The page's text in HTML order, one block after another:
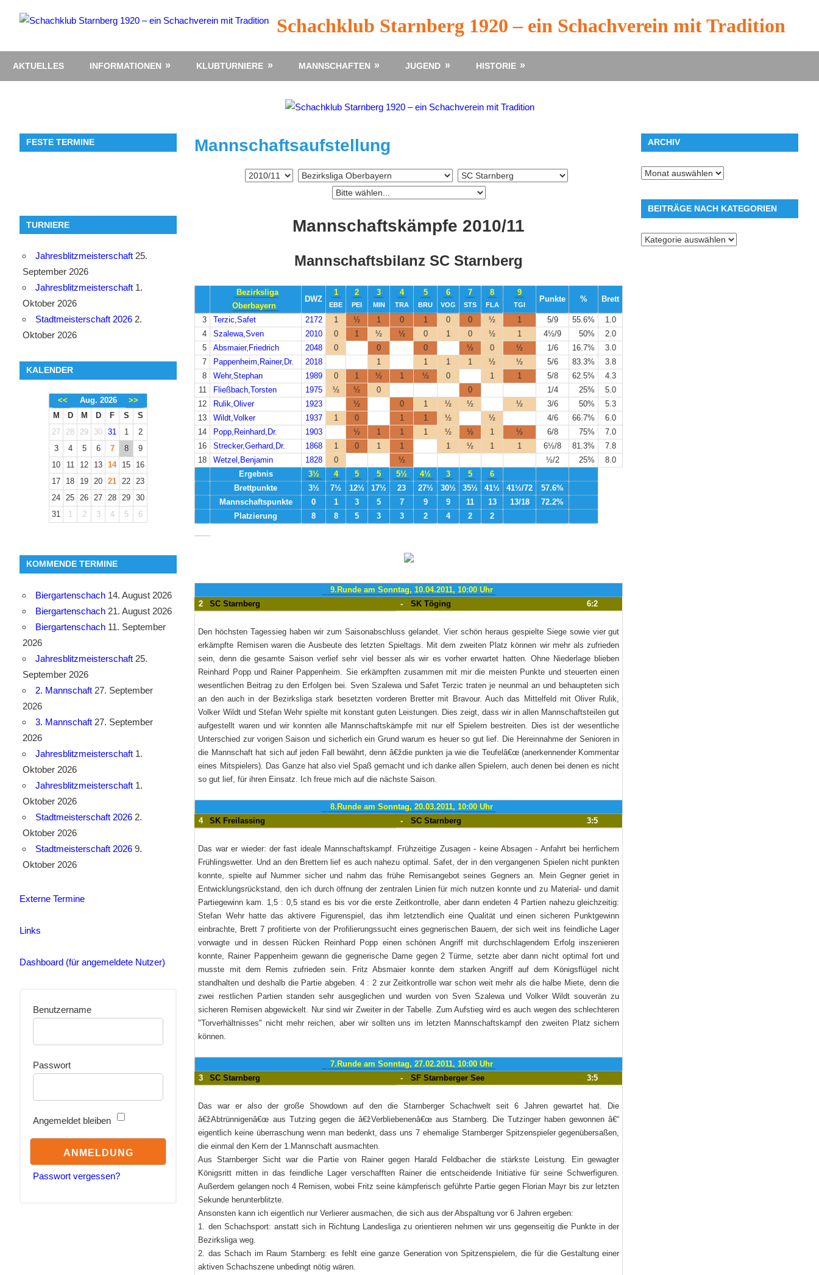
Inhalt
Schachklub Starnberg 1920 – ein Schachverein mit Tradition
AKTUELLES INFORMATIONEN KLUBTURNIERE MANNSCHAFTEN JUGEND HISTORIE
Mannschaftsaufstellung
Mannschaftskämpfe 2010/11
Mannschaftsbilanz SC Starnberg
Bezirksliga
Oberbayern
DWZ
1
EBE
2
PEI
3
MIN
4
TRA
5
BRU
6
VOG
7
STS
8
FLA
9
TGI
Punkte % Brett
3 Terzic,Safet 2172 1 ½ 1 0 1 0 0 ½ 1 5/9 55.6%
1.0
4
Szalewa,Sven 2010 0 1 ½ ½ 0 1 0 ½ 1 4½/9 50%
2.0
5
Absmaier,Friedrich 2048 0 0 0 ½ 0 ½ 1/6 16.7%
3.0
7
Pappenheim,Rainer,Dr. 2018 1 1 1 1 ½ ½ 5/6 83.3%
3.8
8
Wehr,Stephan 1989 0 1 ½ 1 ½ 0 1 1 5/8 62.5%
4.3
11
Fließbach,Torsten 1975 ½ ½ 0 0 1/4 25%
5.0
12
Rulik,Oliver 1923 ½ 0 1 ½ ½ ½ 3/6 50%
5.3
13
Wildt,Volker 1937 1 0 1 1 ½ ½ 4/6 66.7%
6.0
14
Popp,Reinhard,Dr. 1903 ½ 1 1 1 ½ ½ 1 ½ 6/8 75%
7.0
16
Strecker,Gerhard,Dr. 1868 1 0 1 1 1 ½ 1 1 6½/8 81.3%
7.8
18
Wetzel,Benjamin 1828 0 ½ ½/2 25%
8.0
Ergebnis
3½ 4 5 5 5½ 4½ 3 5
6
Brettpunkte
3½ 7½ 12½ 17½ 23 27½ 30½ 35½ 41½ 41½/72
57.6%
Mannschaftspunkte
0 1 3 5 7 9 9 11 13 13/18
72.2%
Platzierung
8 8 5 3 3 2 4 2 2
9.Runde am Sonntag, 10.04.2011, 10:00 Uhr
2
SC Starnberg - SK Töging 6:2
Den höchsten Tagessieg haben wir zum Saisonabschluss gelandet. Vier schön heraus gespielte Siege sowie vier gut
erkämpfte Remisen waren die Ausbeute des letzten Spieltags. Mit dem zweiten Platz können wir mehr als zufrieden
sein, denn die gesamte Saison verlief sehr viel besser als wir es vorher erwartet hatten. Ohne Niederlage blieben
Reinhard Popp und Rainer Pappenheim. Sie erkämpften zusammen mit mir die meisten Punkte und steuerten einen
wesentlichen Beitrag zu den Erfolgen bei. Sven Szalewa und Safet Terzic traten je neunmal an und behaupteten sich
an den auch in der Bezirksliga stark besetzten vorderen Bretter mit Bravour. Auch das Mittelfeld mit Oliver Rulik,
Volker Wildt und Stefan Wehr spielte mit konstant guten Leistungen. Dies zeigt, dass wir in allen Mannschaftsteilen gut
aufgestellt waren und wir konnten alle Mannschaftskämpfe mit nur elf Spielern bestreiten. Dies ist der wesentliche
Unterschied zur vorigen Saison und sicherlich ein Grund warum es heuer so gut lief. Die Hereinnahme der Senioren in
die Mannschaft hat sich auf jeden Fall bewährt, denn â€ždie punkten ja wie die Teufelâ€œ (anerkennender Kommentar
eines Mitspielers). Das Ganze hat also viel Spaß gemacht und ich danke allen Spielern, auch denen bei denen es nicht
so gut lief, für ihren Einsatz. Ich freue mich auf die nächste Saison.
8.Runde am Sonntag, 20.03.2011, 10:00 Uhr
4
SK Freilassing - SC Starnberg 3:5
Das war er wieder: der fast ideale Mannschaftskampf. Frühzeitige Zusagen - keine Absagen - Anfahrt bei herrlichem
Frühlingswetter. Und an den Brettern lief es auch nahezu optimal. Safet, der in den vergangenen Spielen nicht punkten
konnte, spielte auf Nummer sicher und nahm das frühe Remisangebot seines Gegners an. Mein Gegner geriet in
Entwicklungsrückstand, den ich durch öffnung der zentralen Linien für mich nutzen konnte und zu Material- und damit
Partiegewinn kam. 1,5 : 0,5 stand es bis vor die erste Zeitkontrolle, aber dann endeten 4 Partien nahezu gleichzeitig:
Stefan Wehr hatte das aktivere Figurenspiel, das ihm letztendlich eine Qualität und einen sicheren Punktgewinn
einbrachte, Brett 7 profitierte von der Profilierungssucht eines gegnerischen Bauern, der sich weit ins feindliche Lager
vorwagte und in dessen Rücken Reinhard Popp einen schönen Angriff mit durchschlagendem Erfolg inszenieren
konnte, Rainer Pappenheim gewann die gegnerische Dame gegen 2 Türme, setzte aber dann nicht optimal fort und
musste mit dem Remis zufrieden sein. Fritz Absmaier konnte dem starken Angriff auf dem Königsflügel nicht
standhalten und deshalb die Partie abgeben. 4 : 2 zur Zeitkontrolle war schon weit mehr als die halbe Miete, denn die
zwei restlichen Partien standen sehr ausgeglichen und wurden von Sven Szalewa und Volker Wildt souverän zu
sicheren Remisen abgewickelt. Nur sind wir Zweiter in der Tabelle. Zum Aufstieg wird es auch wegen des schlechteren
"Torverhältnisses" nicht mehr reichen, aber wir sollten uns im letzten Mannschaftskampf den zweiten Platz sichern
können.
7.Runde am Sonntag, 27.02.2011, 10:00 Uhr
3
SC Starnberg - SF Starnberger See 3:5
Das war er also der große Showdown auf den die Starnberger Schachwelt seit 6 Jahren gewartet hat. Die
â€žAbtrünnigenâ€œ aus Tutzing gegen die â€žVerbliebenenâ€œ aus Starnberg. Die Tutzinger haben gewonnen â€“
eigentlich keine überraschung wenn man bedenkt, dass uns 7 ehemalige Starnberger Spitzenspieler gegenübersaßen,
die einmal den Kern der 1.Mannschaft ausmachten.
Aus Starnberger Sicht war die Partie von Rainer gegen Harald Feldbacher die stärkste Leistung. Ein gewagter
Königsritt mitten in das feindliche Lager verschafften Rainer die entscheidende Initiative für seine Schwerfiguren.
Außerdem gelangen noch 4 Remisen, wobei Fritz seine kämpferisch geführte Partie gegen Florian Mayr bis zur letzten
Sekunde herunterblitzte.
Ansonsten kann ich eigentlich nur Verlierer ausmachen, die sich aus der Abspaltung vor 6 Jahren ergeben:
1. den Schachsport: anstatt sich in Richtung Landesliga zu orientieren nehmen wir uns gegenseitig die Punkte in der
Bezirksliga weg.
2. das Schach im Raum Starnberg: es fehlt eine ganze Generation von Spitzenspielern, die für die Gestaltung einer
aktiven Schachszene unbedingt nötig wären.
FESTE TERMINE
TURNIERE
Jahresblitzmeisterschaft25.
September 2026
Jahresblitzmeisterschaft1.
Oktober 2026
Stadtmeisterschaft 20262.
Oktober 2026
KALENDER
<< Aug. 2026
>>
M
D M D F S
S
27
28 29 30 31 1
2
3
4 5 6 7 8
9
10
11 12 13 14 15
16
17
18 19 20 21 22
23
24
25 26 27 28 29
30
31
1 2 3 4 5 6
KOMMENDE TERMINE
Biergartenschach14. August 2026
Biergartenschach21. August 2026
Biergartenschach11. September
2026
Jahresblitzmeisterschaft25.
September 2026
2. Mannschaft27. September
2026
3. Mannschaft27. September
2026
Jahresblitzmeisterschaft1.
Oktober 2026
Jahresblitzmeisterschaft1.
Oktober 2026
Stadtmeisterschaft 20262.
Oktober 2026
Stadtmeisterschaft 20269.
Oktober 2026
Externe Termine
Links
Dashboard (für angemeldete Nutzer)
Benutzername
Passwort
Angemeldet bleiben
Passwort vergessen?
ARCHIV
Archiv
BEITRÄGE NACH KATEGORIEN
Beiträge